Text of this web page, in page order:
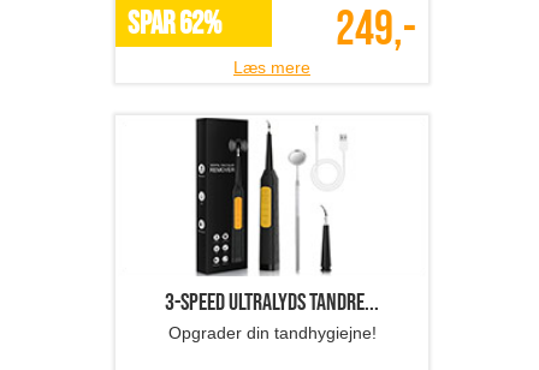
SPAR 62% 249,-
Læs mere
3-speed ultralyds tandre...
Opgrader din tandhygiejne!